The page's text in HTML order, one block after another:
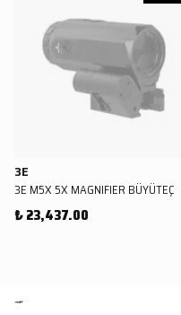
3E
3E M5X 5X MAGNIFIER BÜYÜTEÇ
₺ 23,437.00